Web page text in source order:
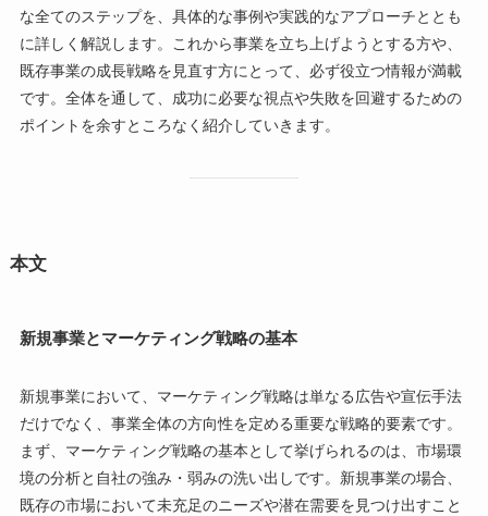
な全てのステップを、具体的な事例や実践的なアプローチととも
に詳しく解説します。これから事業を立ち上げようとする方や、
既存事業の成長戦略を見直す方にとって、必ず役立つ情報が満載
です。全体を通して、成功に必要な視点や失敗を回避するための
ポイントを余すところなく紹介していきます。
本文
新規事業とマーケティング戦略の基本
新規事業において、マーケティング戦略は単なる広告や宣伝手法
だけでなく、事業全体の方向性を定める重要な戦略的要素です。
まず、マーケティング戦略の基本として挙げられるのは、市場環
境の分析と自社の強み・弱みの洗い出しです。新規事業の場合、
既存の市場において未充足のニーズや潜在需要を見つけ出すこと